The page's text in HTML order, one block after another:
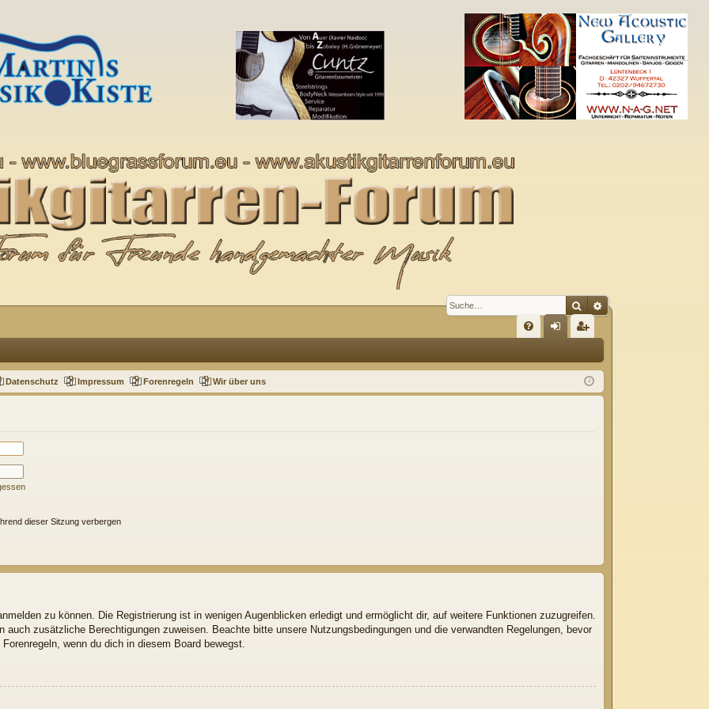
SucheErweiterte Suche
S
Q m
el
ist
rie
Datenschutz Impressum Forenregeln Wir über uns
dieser Sitzung verbergen
zu können. Die Registrierung ist in wenigen Augenblicken erledigt und ermöglicht dir, auf weitere Funktionen zuzugreifen.
auch zusätzliche Berechtigungen zuweisen. Beachte bitte unsere Nutzungsbedingungen und die verwandten Regelungen, bevor
wenn du dich in diesem Board bewegst.